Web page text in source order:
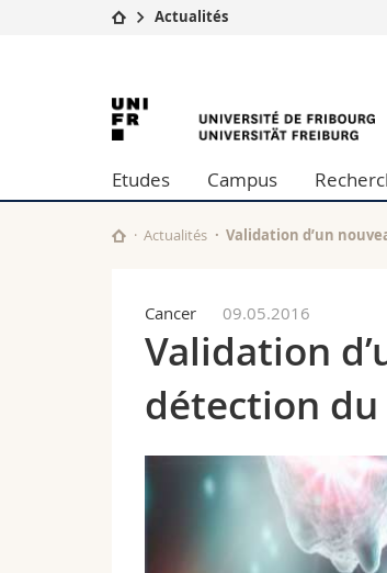
Etudes
Campus
Université
Formation continue
Actualités
University
of
Fribourg
Etudes Campus
Actualités Validation d’un
Cancer 09.05.2016
Validation
détection du